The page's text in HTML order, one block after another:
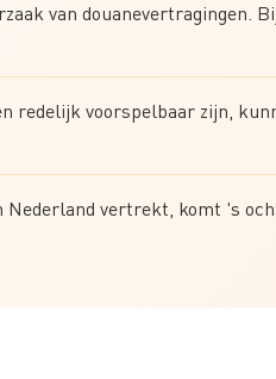
van douanevertragingen.
redelijk voorspelbaar zijn,
Nederland vertrekt, komt 's